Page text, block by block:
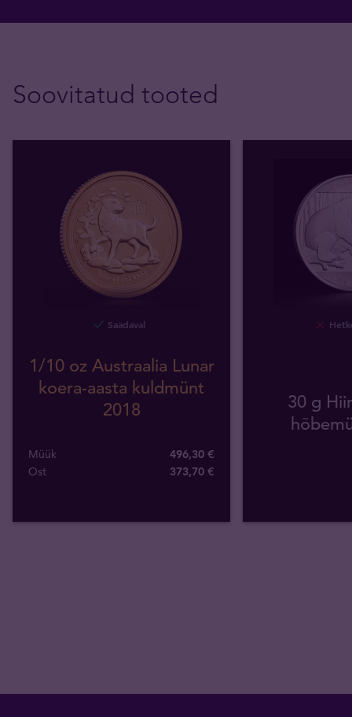
Soovitatud tooted
Saadaval
1/10 oz Austraalia Lunar
koera-aasta kuldmünt
2018
Müük
496,30 €
Ost
373,70 €
30 g